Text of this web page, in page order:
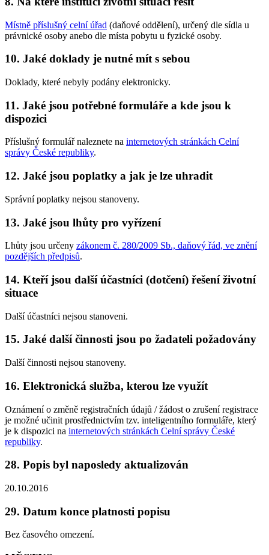
Místně příslušný celní úřad (daňové oddělení), určený dle sídla u
právnické osoby anebo dle místa pobytu u fyzické osoby.
10. Jaké doklady je nutné mít s sebou
Doklady, které nebyly podány elektronicky.
11. Jaké jsou potřebné formuláře a kde jsou k
dispozici
Příslušný formulář naleznete na internetových stránkách Celní
správy České republiky.
12. Jaké jsou poplatky a jak je lze uhradit
Správní poplatky nejsou stanoveny.
13. Jaké jsou lhůty pro vyřízení
Lhůty jsou určeny zákonem č. 280/2009 Sb., daňový řád, ve znění
pozdějších předpisů.
14. Kteří jsou další účastníci (dotčení) řešení životní
situace
Další účastníci nejsou stanoveni.
15. Jaké další činnosti jsou po žadateli požadovány
Další činnosti nejsou stanoveny.
16. Elektronická služba, kterou lze využít
Oznámení o změně registračních údajů / žádost o zrušení registrace
je možné učinit prostřednictvím tzv. inteligentního formuláře, který
je k dispozici na internetových stránkách Celní správy České
republiky.
28. Popis byl naposledy aktualizován
20.10.2016
29. Datum konce platnosti popisu
Bez časového omezení.